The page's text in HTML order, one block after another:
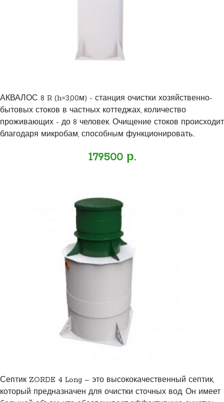
АКВАЛОС 8 R (h=3,00м) - станция очистки хозяйственно-
бытовых стоков в частных коттеджах, количество
проживающих - до 8 человек. Очищение стоков происходит
благодаря микробам, способным функционировать..
179500 р.
Септик ZORDE 4 Long – это высококачественный септик,
который предназначен для очистки сточных вод. Он имеет